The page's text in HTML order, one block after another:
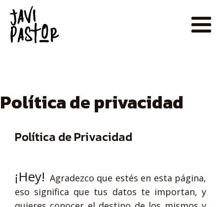
Política de privacidad
Política de Privacidad
¡Hey! Agradezco que estés en esta página,
eso significa que tus datos te importan, y